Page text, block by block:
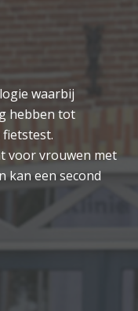
waarbij
hebben tot
voor vrouwen met
kan een second